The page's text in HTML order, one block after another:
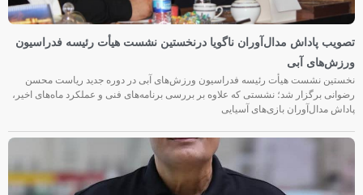
تصویب پاداش مدال‌آوران ناگویا درنخستین نشست هیأت رئیسه فدراسیون
ورزش‌های آبی
نخستین نشست هیأت رئیسه فدراسیون ورزش‌های آبی در دوره جدید ریاست محسن
رضوانی برگزار شد؛ نشستی که علاوه بر بررسی برنامه‌های فنی و عملکرد ماه‌های اخیر،
پاداش مدال‌آوران بازی‌های آسیایی